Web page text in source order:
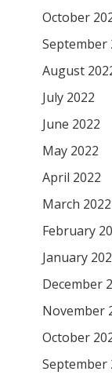
October
September
August
July 2022
June 2022
May 2022
April 2022
March 2022
February
January
December
November
October
September